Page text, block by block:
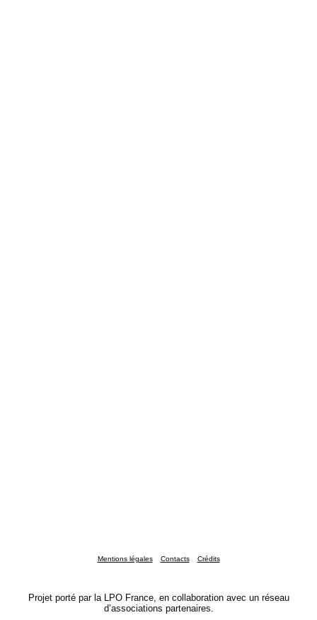
Mentions légales Contacts Crédits
Projet porté par la LPO France, en collaboration avec un réseau
d’associations partenaires.